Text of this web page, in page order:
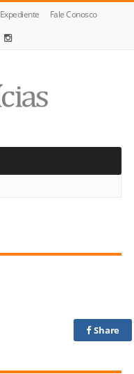
Expediente Fale Conosco
Share